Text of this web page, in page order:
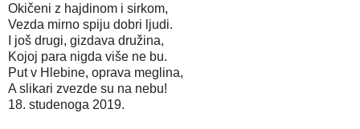
Okičeni z hajdinom i sirkom,
Vezda mirno spiju dobri ljudi.
I još drugi, gizdava družina,
Kojoj para nigda više ne bu.
Put v Hlebine, oprava meglina,
A slikari zvezde su na nebu!
18. studenoga 2019.